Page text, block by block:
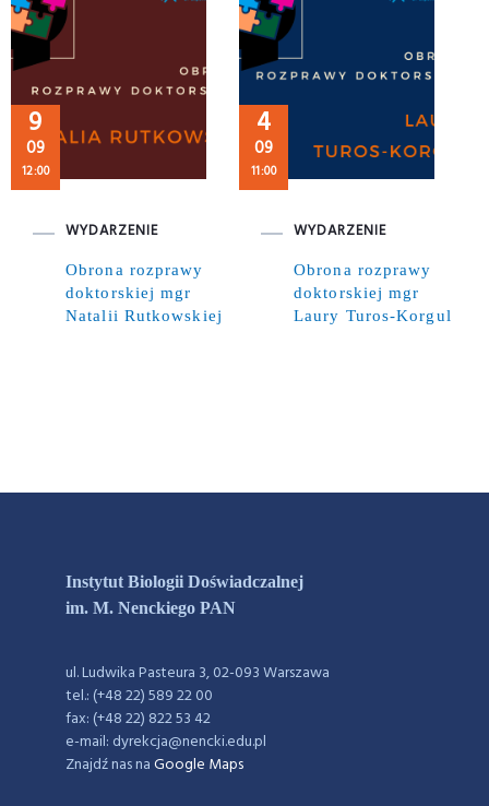
9
09
12:00
WYDARZENIE
Obrona rozprawy
doktorskiej mgr
Natalii Rutkowskiej
4
09
11:00
WYDARZENIE
Obrona rozprawy
doktorskiej mgr
Laury Turos-Korgul
Instytut Biologii Doświadczalnej
im. M. Nenckiego PAN
ul. Ludwika Pasteura 3, 02-093 Warszawa
tel.: (+48 22) 589 22 00
fax: (+48 22) 822 53 42
e-mail: dyrekcja@nencki.edu.pl
Znajdź nas naGoogle Maps